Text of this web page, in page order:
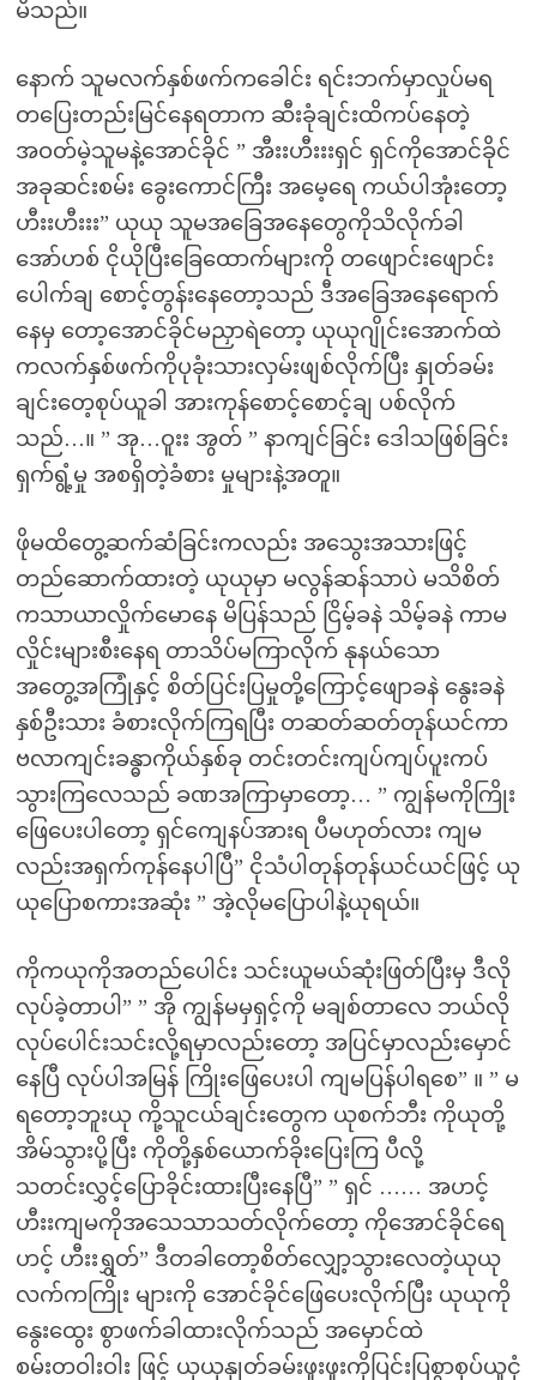
မိသည်။
နောက် သူမလက်နှစ်ဖက်ကခေါင်း ရင်းဘက်မှာလှုပ်မရ
တပြေးတည်းမြင်နေရတာက ဆီးခုံချင်းထိကပ်နေတဲ့
အဝတ်မဲ့သူမနဲ့အောင်ခိုင် ” အီးးဟီးးးရှင် ရှင်ကိုအောင်ခိုင်
အခုဆင်းစမ်း ခွေးကောင်ကြီး အမေ့ရေ ကယ်ပါအုံးတော့
ဟီးးဟီးးး” ယုယု သူမအခြေအနေတွေကိုသိလိုက်ခါ
အော်ဟစ် ငိုယိုပြီးခြေထောက်များကို တဖျောင်းဖျောင်း
ပေါက်ချ စောင့်တွန်းနေတော့သည် ဒီအခြေအနေရောက်
နေမှ တော့အောင်ခိုင်မညှာရဲတော့ ယုယုဂျိုင်းအောက်ထဲ
ကလက်နှစ်ဖက်ကိုပုခုံးသားလှမ်းဖျစ်လိုက်ပြီး နှုတ်ခမ်း
ချင်းတေ့စုပ်ယူခါ အားကုန်စောင့်စောင့်ချ ပစ်လိုက်
သည်…။ ” အု…ဝူးး အွတ် ” နာကျင်ခြင်း ဒေါသဖြစ်ခြင်း
ရှက်ရွံ့မှု အစရှိတဲ့ခံစား မှုများနဲ့အတူ။
ဖိုမထိတွေ့ဆက်ဆံခြင်းကလည်း အသွေးအသားဖြင့်
တည်ဆောက်ထားတဲ့ ယုယုမှာ မလွန်ဆန်သာပဲ မသိစိတ်
ကသာယာလှိုက်မောနေ မိပြန်သည် ငြိမ့်ခနဲ သိမ့်ခနဲ ကာမ
လှိုင်းများစီးနေရ တာသိပ်မကြာလိုက် နုနယ်သော
အတွေ့အကြုံနှင့် စိတ်ပြင်းပြမှုတို့ကြောင့်ဖျောခနဲ နွေးခနဲ
နှစ်ဦးသား ခံစားလိုက်ကြရပြီး တဆတ်ဆတ်တုန်ယင်ကာ
ဗလာကျင်းခန္ဓာကိုယ်နှစ်ခု တင်းတင်းကျပ်ကျပ်ပူးကပ်
သွားကြလေသည် ခဏအကြာမှာတော့… ” ကျွန်မကိုကြိုး
ဖြေပေးပါတော့ ရှင်ကျေနပ်အားရ ပီမဟုတ်လား ကျမ
လည်းအရှက်ကုန်နေပါပြီ” ငိုသံပါတုန်တုန်ယင်ယင်ဖြင့် ယု
ယုပြောစကားအဆုံး ” အဲ့လိုမပြောပါနဲ့ယုရယ်။
ကိုကယုကိုအတည်ပေါင်း သင်းယူမယ်ဆုံးဖြတ်ပြီးမှ ဒီလို
လုပ်ခဲ့တာပါ” ” အို ကျွန်မမှရှင့်ကို မချစ်တာလေ ဘယ်လို
လုပ်ပေါင်းသင်းလို့ရမှာလည်းတော့ အပြင်မှာလည်းမှောင်
နေပြီ လုပ်ပါအမြန် ကြိုးဖြေပေးပါ ကျမပြန်ပါရစေ” ။ ” မ
ရတော့ဘူးယု ကို့သူငယ်ချင်းတွေက ယုစက်ဘီး ကိုယုတို့
အိမ်သွားပို့ပြီး ကိုတို့နှစ်ယောက်ခိုးပြေးကြ ပီလို့
သတင်းလွှင့်ပြောခိုင်းထားပြီးနေပြီ” ” ရှင် …… အဟင့်
ဟီးးကျမကိုအသေသာသတ်လိုက်တော့ ကိုအောင်ခိုင်ရေ
ဟင့် ဟီးးရွှတ်” ဒီတခါတော့စိတ်လျှော့သွားလေတဲ့ယုယု
လက်ကကြိုး များကို အောင်ခိုင်ဖြေပေးလိုက်ပြီး ယုယုကို
နွေးထွေး စွာဖက်ခါထားလိုက်သည် အမှောင်ထဲ
စမ်းတဝါးဝါး ဖြင့် ယုယုနှုတ်ခမ်းဖူးဖူးကိုပြင်းပြစွာစုပ်ယူငုံ